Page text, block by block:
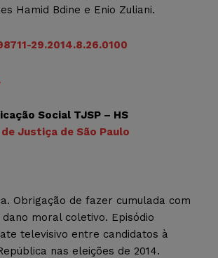
Hamid Bdine e Enio Zuliani.
29.2014.8.26.0100
Social TJSP – HS
Justiça de São Paulo
Obrigação de fazer cumulada com
moral coletivo. Episódio
televisivo entre candidatos à
nas eleições de 2014.